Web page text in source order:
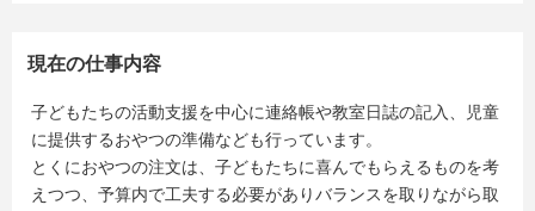
現在の仕事内容
子どもたちの活動支援を中心に連絡帳や教室日誌の記入、児童
に提供するおやつの準備なども行っています。
とくにおやつの注文は、子どもたちに喜んでもらえるものを考
えつつ、予算内で工夫する必要がありバランスを取りながら取